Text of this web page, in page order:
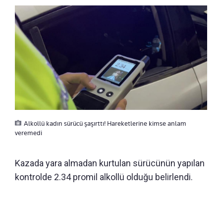
Alkollü kadın sürücü şaşırttı! Hareketlerine kimse anlam
veremedi
Kazada yara almadan kurtulan sürücünün yapılan
kontrolde 2.34 promil alkollü olduğu belirlendi.